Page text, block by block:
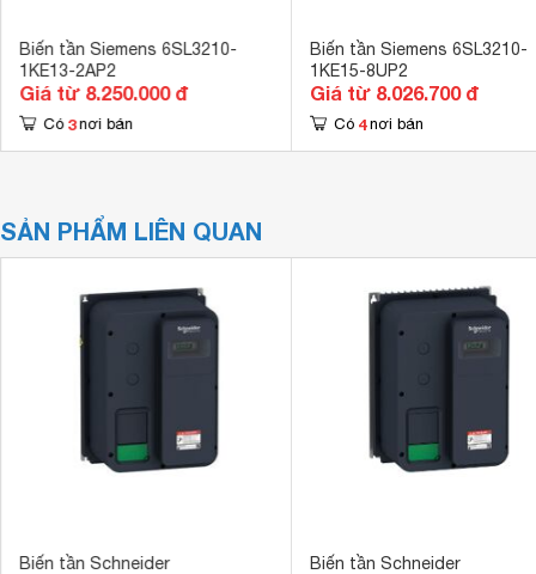
Biến tần Siemens 6SL3210-
1KE13-2AP2
Giá từ 8.250.000 đ
Có 3 nơi bán
Biến tần Siemens 6SL3210-
1KE15-8UP2
Giá từ 8.026.700 đ
Có 4 nơi bán
SẢN PHẨM LIÊN QUAN
Biến tần Schneider
Biến tần Schneider